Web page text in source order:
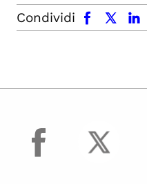
Condividi
facebook x.com linkedin
facebook